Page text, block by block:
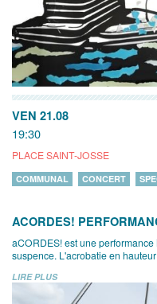
VEN 21.08
19:30
PLACE SAINT-JOSSE
COMMUNAL CONCERT
ACORDES!
aCORDES! est une
suspence. L'acrobatie en
LIRE PLUS